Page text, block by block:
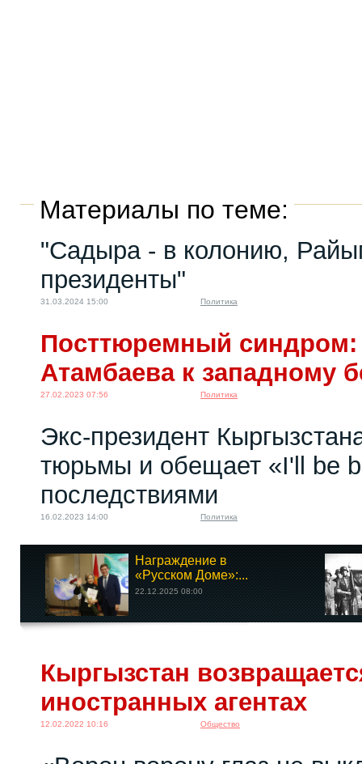
Материалы по теме:
"Садыра - в колонию,
президенты"
31.03.2024 15:00 Политика
Посттюремный синдром:
Атамбаева к западному
27.02.2023 07:56 Политика
Экс-президент
тюрьмы и обещает «I'll be
последствиями
16.02.2023 14:00 Политика
Награждение в
«Русском Доме»:...
22.12.2025 08:00
Кыргызстан
иностранных агентах
12.02.2022 10:16 Общество